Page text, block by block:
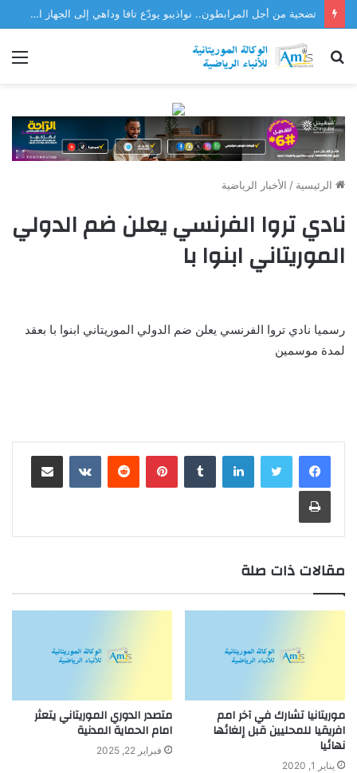
تضحية من أجل المرابطون.. نواذيبو يودّع تافا وداهي إلى الجهاز الفني للمنتخب
بحث
الرئيسية / الأخبار الرياضية
نادي تروا الفرنسي يعلن ضم الدولي
الموريتاني ابنوا با
رسميا نادي تروا الفرنسي يعلن ضم الدولي الموريتاني ابنوا با بعقد
لمدة موسمين
لينكدإن بينتيريست مشاركة عبر البريد
طباعة
مقالات ذات صلة
موريتانيا تشارك في آخر امم
افريقيا للمحليين قبل إلغائها
نهائيا
يناير 1, 2020
متصدر الدوري الموريتاني يتعثر
امام الحماية المدنية
فبراير 22, 2025